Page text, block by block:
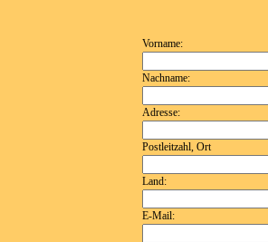
Vorname:
Nachname:
Adresse:
Postleitzahl, Ort
Land:
E-Mail: